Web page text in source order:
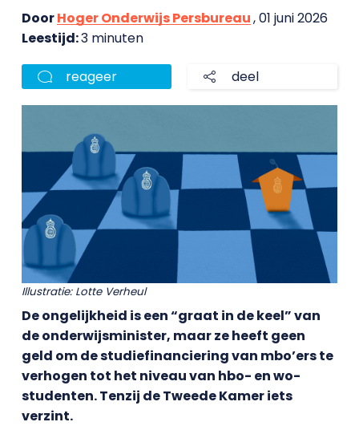
DoorHoger Onderwijs Persbureau, 01 juni 2026
Leestijd:3 minuten
reageer deel
Illustratie: Lotte Verheul
De ongelijkheid is een “graat in de keel” van
de onderwijsminister, maar ze heeft geen
geld om de studiefinanciering van mbo’ers te
verhogen tot het niveau van hbo- en wo-
studenten. Tenzij de Tweede Kamer iets
verzint.